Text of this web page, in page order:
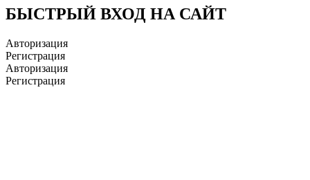
БЫСТРЫЙ ВХОД НА САЙТ
Авторизация
Регистрация
Авторизация
Регистрация